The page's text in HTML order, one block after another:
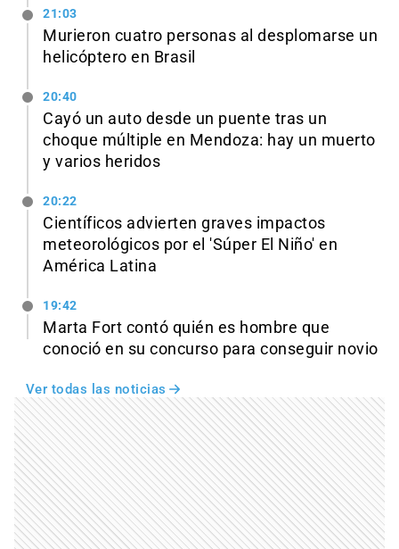
21:03
Murieron cuatro personas al desplomarse un
helicóptero en Brasil
20:40
Cayó un auto desde un puente tras un
choque múltiple en Mendoza: hay un muerto
y varios heridos
20:22
Científicos advierten graves impactos
meteorológicos por el 'Súper El Niño' en
América Latina
19:42
Marta Fort contó quién es hombre que
conoció en su concurso para conseguir novio
Ver todas las noticias